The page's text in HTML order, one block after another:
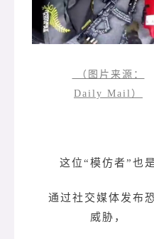
（图片来源：
Daily Mail）
这位“模仿者”也
通过社交媒体发布
威胁，